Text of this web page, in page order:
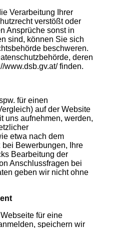
Verarbeitung Ihrer
verstößt oder
Ansprüche sonst in
sind, können Sie sich
beschweren.
deren
www.dsb.gv.at/ finden.
für einen
auf der Website
uns aufnehmen, werden,
etwa nach dem
Bewerbungen, Ihre
Bearbeitung der
Anschlussfragen bei
geben wir nicht ohne
für eine
speichern wir